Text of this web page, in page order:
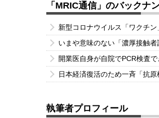
「MRIC通信」のバックナ
新型コロナウイルス「ワクチ
いまや意味のない「濃厚接触
開業医自身が自院でPCR検査
日本経済復活のため一斉「抗
執筆者プロフィール